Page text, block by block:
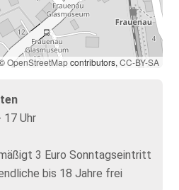
©OpenStreetMapcontributors,CC-BY-SA
17 Uhr
3 Euro Sonntagseintritt
bis 18 Jahre frei